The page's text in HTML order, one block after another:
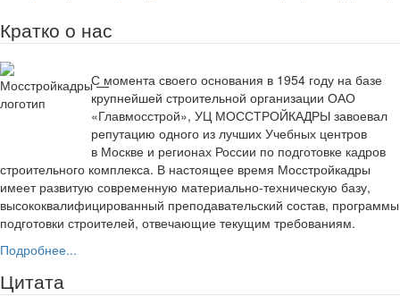
Кратко о нас
С момента своего основания в 1954 году на базе
крупнейшей строительной организации ОАО
«Главмосстрой», УЦ МОССТРОЙКАДРЫ завоевал
репутацию одного из лучших Учебных центров
в Москве и регионах России по подготовке кадров
строительного комплекса. В настоящее время Мосстройкадры
имеет развитую современную материально-техническую базу,
высококвалифицированный преподавательский состав, программы
подготовки строителей, отвечающие текущим требованиям.
Подробнее...
Цитата